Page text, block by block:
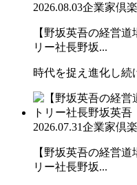
2026.08.03企業家倶
【野坂英吾の経営
リー社長野坂...
時代を捉え進化し続
2026.07.31企業家倶
【野坂英吾の経営
リー社長野坂...